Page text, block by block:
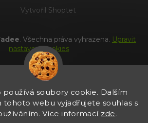
používá soubory cookie. Dalším
tohoto webu vyjadřujete souhlas s
Více informací zde.
Vytvořil Shoptet
. Všechna práva vyhrazena. Upravit
nastavení cookies